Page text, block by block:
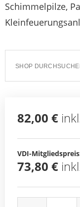
Schimmelpilze,
82,00 €
VDI-
73,80 €